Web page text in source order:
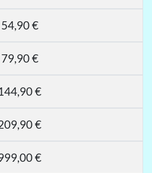
54,90 €
79,90 €
€
€
€